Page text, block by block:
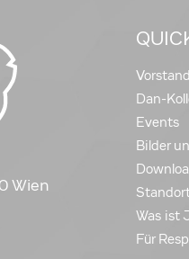
Wien
Vorstand
Dan-
Events
Bilder
Was ist
Für